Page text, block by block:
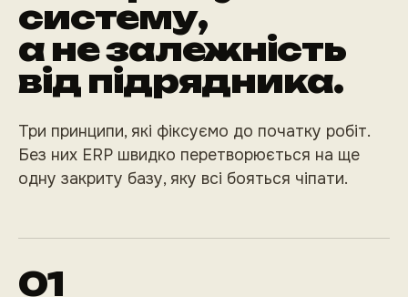
систему,
а не залежність
від підрядника.
Три принципи, які фіксуємо до початку робіт.
Без них ERP швидко перетворюється на ще
одну закриту базу, яку всі бояться чіпати.
01